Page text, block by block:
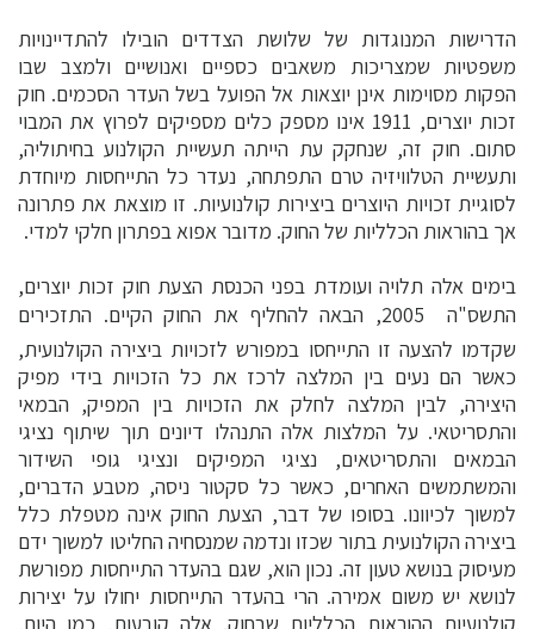
הדרישות המנוגדות של שלושת הצדדים הובילו להתדיינויות
משפטיות שמצריכות משאבים כספיים ואנושיים ולמצב שבו
הפקות מסוימות אינן יוצאות אל הפועל בשל העדר הסכמים. חוק
זכות יוצרים, 1911 אינו מספק כלים מספיקים לפרוץ את המבוי
סתום. חוק זה, שנחקק עת הייתה תעשיית הקולנוע בחיתוליה,
ותעשיית הטלוויזיה טרם התפתחה, נעדר כל התייחסות מיוחדת
לסוגיית זכויות היוצרים ביצירות קולנועיות. זו מוצאת את פתרונה
אך בהוראות הכלליות של החוק. מדובר אפוא בפתרון חלקי למדי.
בימים אלה תלויה ועומדת בפני הכנסת הצעת חוק זכות יוצרים,
התשס"ה  2005, הבאה להחליף את החוק הקיים. התזכירים
שקדמו להצעה זו התייחסו במפורש לזכויות ביצירה הקולנועית,
כאשר הם נעים בין המלצה לרכז את כל הזכויות בידי מפיק
היצירה, לבין המלצה לחלק את הזכויות בין המפיק, הבמאי
והתסריטאי. על המלצות אלה התנהלו דיונים תוך שיתוף נציגי
הבמאים והתסריטאים, נציגי המפיקים ונציגי גופי השידור
והמשתמשים האחרים, כאשר כל סקטור ניסה, מטבע הדברים,
למשוך לכיוונו. בסופו של דבר, הצעת החוק אינה מטפלת כלל
ביצירה הקולנועית בתור שכזו ונדמה שמנסחיה החליטו למשוך ידם
מעיסוק בנושא טעון זה. נכון הוא, שגם בהעדר התייחסות מפורשת
לנושא יש משום אמירה. הרי בהעדר התייחסות יחולו על יצירות